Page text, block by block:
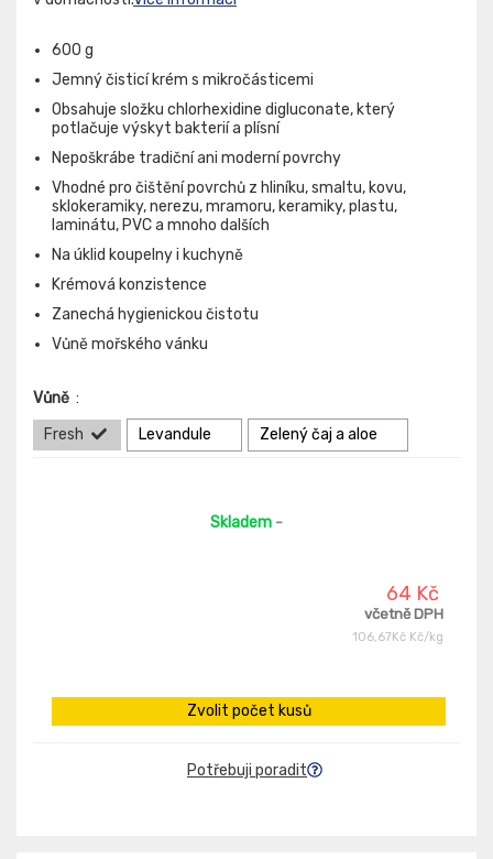
600 g
Jemný čisticí krém s mikročásticemi
Obsahuje složku chlorhexidine digluconate, který
potlačuje výskyt bakterií a plísní
Nepoškrábe tradiční ani moderní povrchy
Vhodné pro čištění povrchů z hliníku, smaltu, kovu,
sklokeramiky, nerezu, mramoru, keramiky, plastu,
laminátu, PVC a mnoho dalších
Na úklid koupelny i kuchyně
Krémová konzistence
Zanechá hygienickou čistotu
Vůně mořského vánku
Vůně :
Fresh
Levandule Zelený čaj a aloe
Skladem -
64 Kč
včetně DPH
106,67Kč Kč/kg
Zvolit počet kusů
Potřebuji poradit